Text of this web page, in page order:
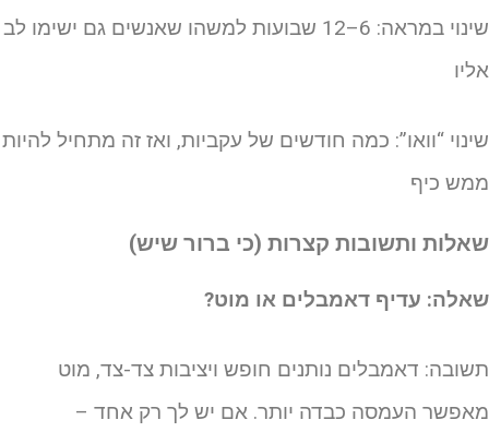
שינוי במראה: 6–12 שבועות למשהו שאנשים גם ישימו לב
“וואו”: כמה חודשים של עקביות, ואז זה מתחיל להיות
כיף
ותשובות קצרות (כי ברור שיש)
עדיף דאמבלים או מוט?
דאמבלים נותנים חופש ויציבות צד-צד, מוט
העמסה כבדה יותר. אם יש לך רק אחד –